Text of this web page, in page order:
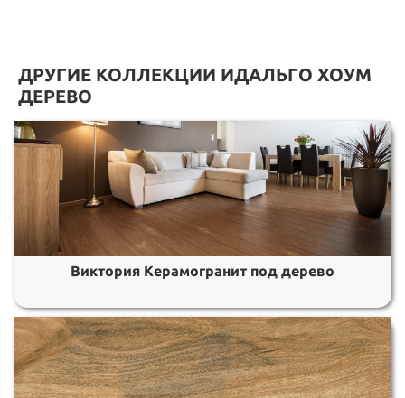
ДРУГИЕ КОЛЛЕКЦИИ ИДАЛЬГО ХОУМ
ДЕРЕВО
Виктория Керамогранит под дерево